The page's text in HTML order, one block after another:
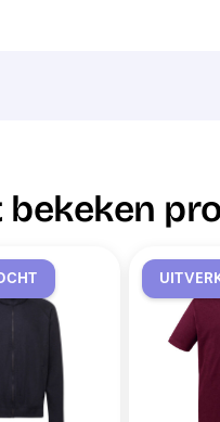
bekeken